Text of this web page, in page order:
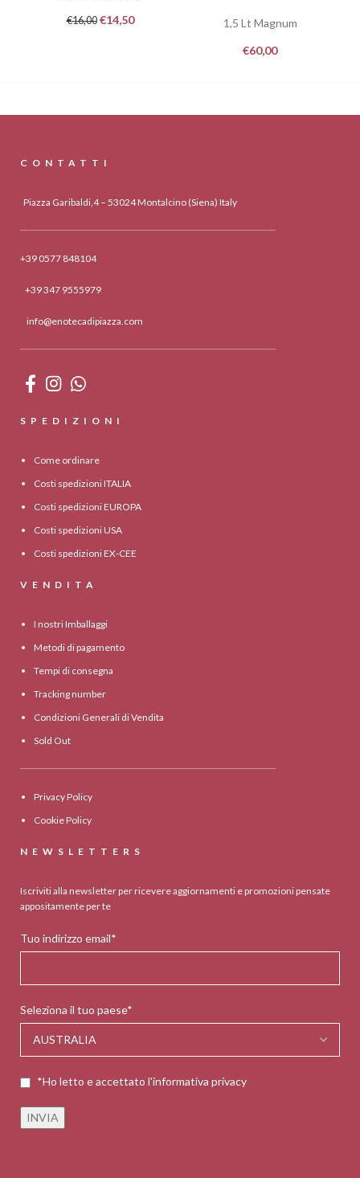
€16,00 €14,50
1,5 Lt Magnum
€60,00
CONTATTI
Piazza Garibaldi,4 – 53024 Montalcino (Siena) Italy
+39 0577 848104
+39 347 9555979
info@enotecadipiazza.com
SPEDIZIONI
Come ordinare
Costi spedizioni ITALIA
Costi spedizioni EUROPA
Costi spedizioni USA
Costi spedizioni EX-CEE
VENDITA
I nostri Imballaggi
Metodi di pagamento
Tempi di consegna
Tracking number
Condizioni Generali di Vendita
Sold Out
Privacy Policy
Cookie Policy
NEWSLETTERS
Iscriviti alla newsletter per ricevere aggiornamenti e promozioni pensate
appositamente per te
Tuo indirizzo email*
Seleziona il tuo paese*
*Ho letto e accettato l'informativa privacy